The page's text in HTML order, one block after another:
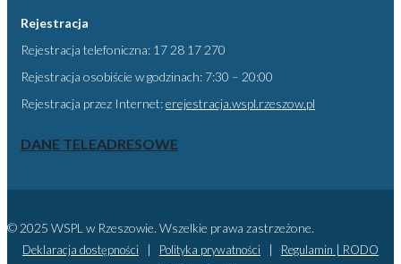
Rejestracja
Rejestracja telefoniczna: 17 28 17 270
Rejestracja osobiście w godzinach: 7:30 – 20:00
Rejestracja przez Internet:erejestracja.wspl.rzeszow.pl
DANE TELEADRESOWE
© 2025 WSPL w Rzeszowie. Wszelkie prawa zastrzeżone.
Deklaracja dostępności Polityka prywatności Regulamin | RODO